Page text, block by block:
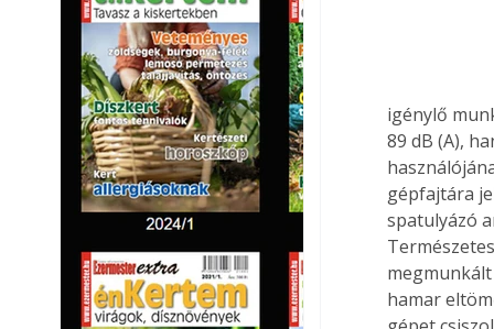
igénylő
89 dB (A),
gépfajtára
spatulyázó
hamar